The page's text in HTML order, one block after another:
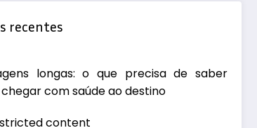
recentes
longas: o que precisa de saber
com saúde ao destino
content